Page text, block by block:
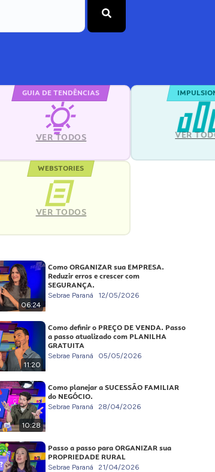
GUIA DE TENDÊNCIAS
VER TODOS VER
WEBSTORIES
VER TODOS
06:24
Como ORGANIZAR sua EMPRESA.
Reduzir erros e crescer com
SEGURANÇA.
Sebrae Paraná 12/05/2026
11:20
Como definir o PREÇO DE VENDA. Passo
a passo atualizado com PLANILHA
GRATUITA
Sebrae Paraná 05/05/2026
10:28
Como planejar a SUCESSÃO FAMILIAR
do NEGÓCIO.
Sebrae Paraná 28/04/2026
Passo a passo para ORGANIZAR sua
PROPRIEDADE RURAL
Sebrae Paraná 21/04/2026